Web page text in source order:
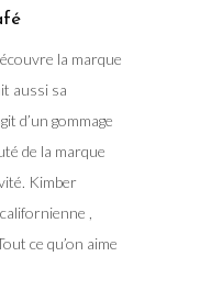
la marque
aussi sa
d’un gommage
de la marque
Kimber
,
ce qu’on aime